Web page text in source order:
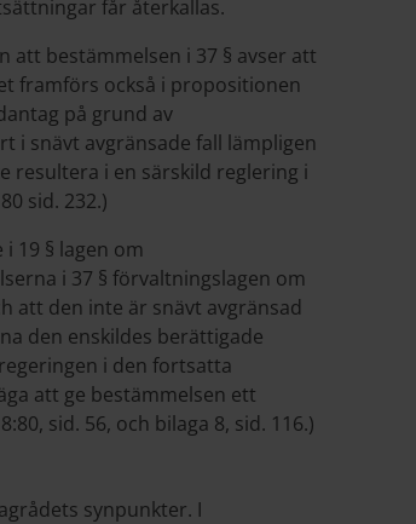
får återkallas.
bestämmelsen i 37 § avser att
framförs också i propositionen
på grund av
i snävt avgränsade fall lämpligen
resultera i en särskild reglering i
sid. 232.)
19 § lagen om
i 37 § förvaltningslagen om
att den inte är snävt avgränsad
den enskildes berättigade
i den fortsatta
att ge bestämmelsen ett
sid. 56, och bilaga 8, sid. 116.)
synpunkter. I